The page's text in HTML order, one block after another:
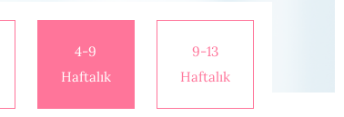
4-9
Haftalık
9-13
Haftalık